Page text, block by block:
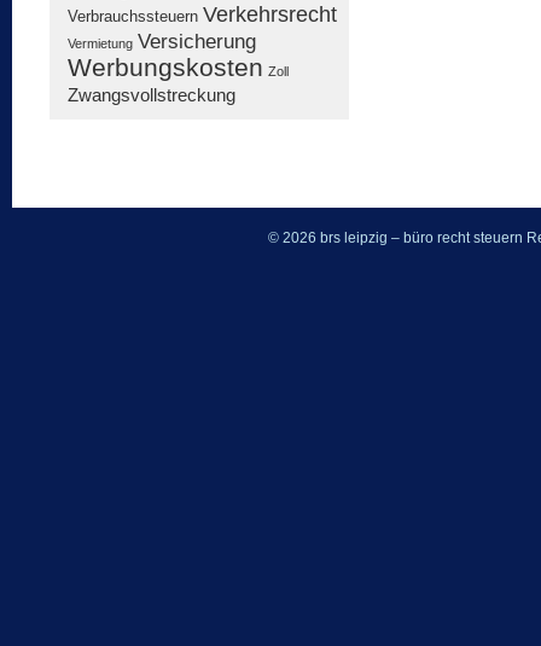
Verbrauchssteuern Verkehrsrecht
Vermietung Versicherung
Werbungskosten Zoll
Zwangsvollstreckung
© 2026 brs leipzig – büro recht steuern